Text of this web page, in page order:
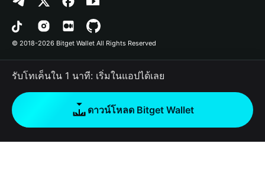
ทรัพยากรข้อมูลของแบรนด์
อาชีพ
Prediction Markets
DApp
RWA
How to Buy Crypto
การตรวจจับสัญญา
การโอนเป็นชุด
Avalanche
Bitcoin
Polygon
นโยบายความเป็นส่วนตัว
ข้อตกลงในการใช้บริการ
© 2018-2026 Bitget Wallet All Rights Reserved
รับโทเค็นใน 1 นาที: เริ่มในแอปได้เลย
ดาวน์โหลด Bitget Wallet